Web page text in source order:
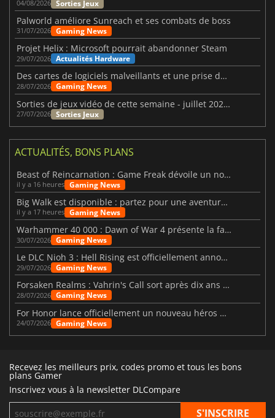
04/08/2026 Sorties Jeux
Palworld améliore Sunreach et ses combats de boss
31/07/2026 Gaming News
Projet Helix : Microsoft pourrait abandonner Steam
29/07/2026 Actualités Hardware
Des cartes de logiciels malveillants et une prise de contrôle de Discord ont touché Meccha Chameleon
28/07/2026 Gaming News
Sorties de jeux vidéo de cette semaine - juillet 2026 (semaine 31)
27/07/2026 Sorties Jeux
ACTUALITÉS, BONS PLANS
Beast of Reincarnation : Game Freak dévoile un nouveau pari
il y a 16 heures Gaming News
Big Walk est disponible : partez pour une aventure entre amis
il y a 17 heures Gaming News
Warhammer 40 000 : Dawn of War 4 présente la faction des Nécrons
30/07/2026 Gaming News
Le DLC Nioh 3 : Hell Rising est officiellement annoncé
29/07/2026 Gaming News
Forsaken Realms : Vahrin's Call sort après dix ans de développement
28/07/2026 Gaming News
For Honor lance officiellement un nouveau héros nommé Arakure
24/07/2026 Gaming News
Recevez les meilleurs prix, codes promo et tous les bons
plans Gamer
Inscrivez vous à la newsletter DLCompare